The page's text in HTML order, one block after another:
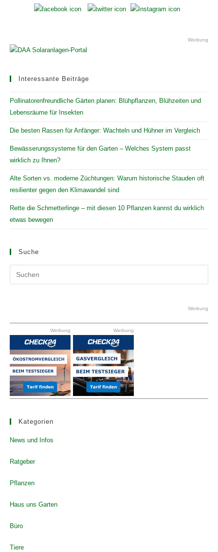
Werbung
Interessante Beiträge
Pollinatorenfreundliche Gärten planen: Blühpflanzen, Blühzeiten und
Lebensräume für Insekten
Die besten Rassen für Anfänger: Wachteln und Hühner im Vergleich
Bewässerungssysteme für den Garten – Welches System passt
wirklich zu Ihnen?
Alte Sorten vs. moderne Züchtungen: Warum historische Stauden oft
resilienter gegen den Klimawandel sind
Rette die Schmetterlinge – mit diesen 10 Pflanzen kannst du wirklich
etwas bewegen
Suche
the
Werbung
Werbung Werbung
Kategorien
News und Infos
Ratgeber
Pflanzen
Haus uns Garten
Büro
Tiere